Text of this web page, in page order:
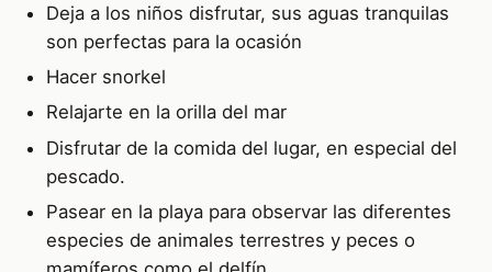
Deja a los niños disfrutar, sus aguas tranquilas
son perfectas para la ocasión
Hacer snorkel
Relajarte en la orilla del mar
Disfrutar de la comida del lugar, en especial del
pescado.
Pasear en la playa para observar las diferentes
especies de animales terrestres y peces o